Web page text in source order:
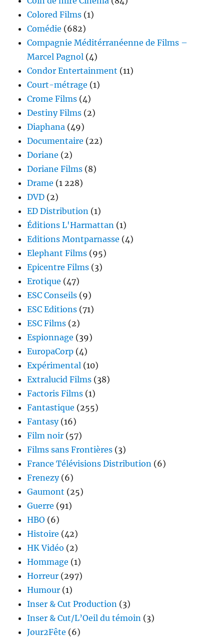
Colored Films (1)
Comédie (682)
Compagnie Méditérranéenne de Films –
Marcel Pagnol (4)
Condor Entertainment (11)
Court-métrage (1)
Crome Films (4)
Destiny Films (2)
Diaphana (49)
Documentaire (22)
Doriane (2)
Doriane Films (8)
Drame (1 228)
DVD (2)
ED Distribution (1)
Éditions L'Harmattan (1)
Editions Montparnasse (4)
Elephant Films (95)
Epicentre Films (3)
Erotique (47)
ESC Conseils (9)
ESC Editions (71)
ESC Films (2)
Espionnage (39)
EuropaCorp (4)
Expérimental (10)
Extralucid Films (38)
Factoris Films (1)
Fantastique (255)
Fantasy(16)
Film noir (57)
Films sans Frontières (3)
France Télévisions Distribution (6)
Frenezy(6)
Gaumont (25)
Guerre (91)
HBO (6)
Histoire (42)
HK Vidéo (2)
Hommage (1)
Horreur (297)
Humour (1)
Inser & Cut Production (3)
Inser & Cut/L’Oeil du témoin (3)
Jour2Fête (6)